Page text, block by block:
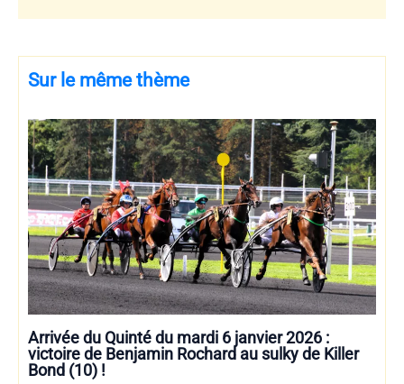
Sur le même thème
Arrivée du Quinté du mardi 6 janvier 2026 :
victoire de Benjamin Rochard au sulky de Killer
Bond (10) !